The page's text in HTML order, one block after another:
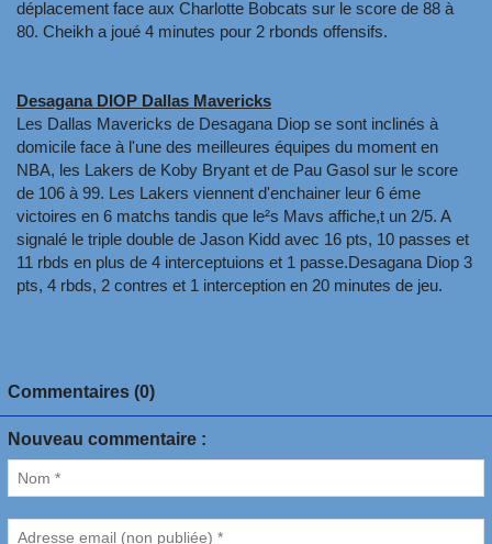
déplacement face aux Charlotte Bobcats sur le score de 88 à
80. Cheikh a joué 4 minutes pour 2 rbonds offensifs.
Desagana DIOP Dallas Mavericks
Les Dallas Mavericks de Desagana Diop se sont inclinés à
domicile face à l'une des meilleures équipes du moment en
NBA, les Lakers de Koby Bryant et de Pau Gasol sur le score
de 106 à 99. Les Lakers viennent d'enchainer leur 6 éme
victoires en 6 matchs tandis que le²s Mavs affiche,t un 2/5. A
signalé le triple double de Jason Kidd avec 16 pts, 10 passes et
11 rbds en plus de 4 interceptuions et 1 passe.Desagana Diop 3
pts, 4 rbds, 2 contres et 1 interception en 20 minutes de jeu.
Commentaires (0)
Nouveau commentaire :